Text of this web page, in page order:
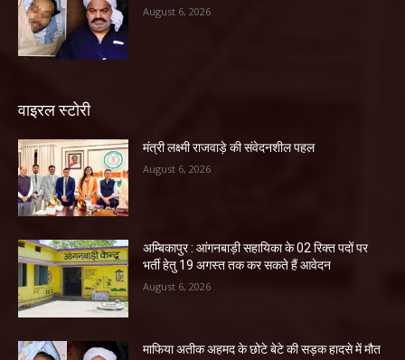
August 6, 2026
वाइरल स्टोरी
मंत्री लक्ष्मी राजवाड़े की संवेदनशील पहल
August 6, 2026
अम्बिकापुर : आंगनबाड़ी सहायिका के 02 रिक्त पदों पर
भर्ती हेतु 19 अगस्त तक कर सकते हैं आवेदन
August 6, 2026
माफिया अतीक अहमद के छोटे बेटे की सड़क हादसे में मौत